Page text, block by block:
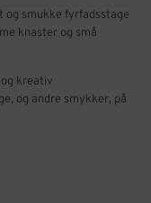
og smukke fyrfadsstage
knaster og små
kreativ
og andre smykker, på